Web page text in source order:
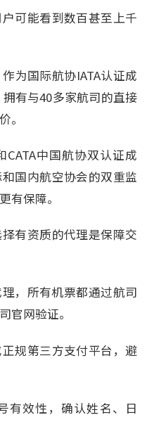
可能看到数百甚至上千
为国际航协IATA认证成
拥有与40多家航司的直接
。
中国航协双认证成
国内航空协会的双重监
有保障。
有资质的代理是保障交
，所有机票都通过航司
官网验证。
规第三方支付平台，避
有效性，确认姓名、日